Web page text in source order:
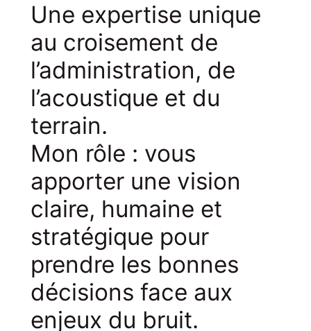
Une expertise unique
au croisement de
l’administration, de
l’acoustique et du
terrain.
Mon rôle : vous
apporter une vision
claire, humaine et
stratégique pour
prendre les bonnes
décisions face aux
enjeux du bruit.